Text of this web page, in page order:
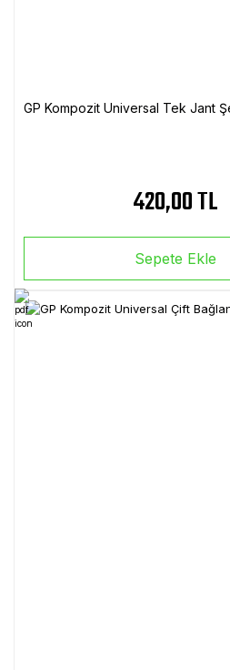
GP Kompozit Universal Tek Jant
420,00 TL
Sepete Ekle